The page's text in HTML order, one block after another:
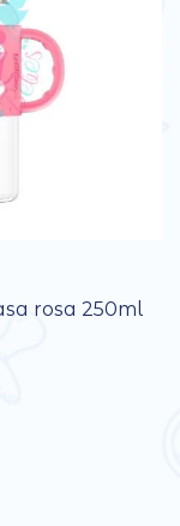
rosa 250ml